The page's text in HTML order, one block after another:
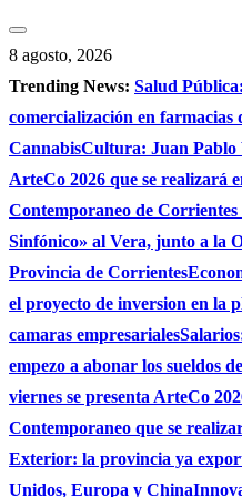
Saltar
al
contenido
8 agosto, 2026
Trending News: Salud
comercialización en farmacias
CannabisCultura: Juan Pablo
ArteCo 2026 que se realizará
Contemporaneo de
Sinfónico» al Vera, junto a la
Provincia de Corrientes
el proyecto de inversion en la
camaras empresariales
empezo a abonar los sueldos
viernes se presenta ArteCo
Contemporaneo que se
Exterior: la provincia ya
Unidos, Europa y China